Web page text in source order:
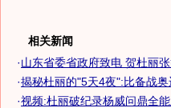
相关新闻
·山东省委省政府致电 贺杜丽张
·揭秘杜丽的"5天4夜":比备战
·视频:杜丽破纪录杨威问鼎全